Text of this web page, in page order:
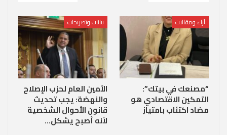
آراء ومقالات
“مصنعك في بيتك”:
التمكين الاقتصادي هو
مضاد اكتئاب بامتياز
بيانات وتصريحات
الأمين العام لحزب الإصلاح
والنهضة: يجب تحديث
قانون الأحوال الشخصية
لأنه أصبح يشكل…